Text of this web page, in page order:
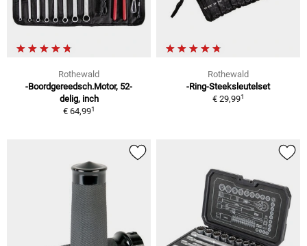
Rothewald
-Boordgereedsch.Motor, 52-
delig, inch
€ 64,991
Rothewald
-Ring-Steeksleutelset
€ 29,991